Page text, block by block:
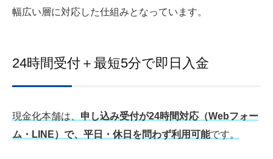
幅広い層に対応した仕組みとなっています。
24時間受付＋最短5分で即日入金
現金化本舗は、 申し込み受付が24時間対応（Webフォー
ム・LINE）で、平日・休日を問わず利用可能です。